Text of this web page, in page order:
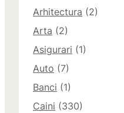
Arhitectura (2)
Arta (2)
Asigurari (1)
Auto (7)
Banci (1)
Caini (330)